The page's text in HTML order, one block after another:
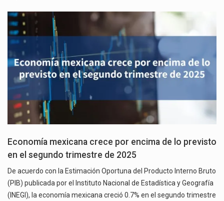
Economía mexicana crece por encima de lo previsto
en el segundo trimestre de 2025
De acuerdo con la Estimación Oportuna del Producto Interno Bruto
(PIB) publicada por el Instituto Nacional de Estadística y Geografía
(INEGI), la economía mexicana creció 0.7% en el segundo trimestre